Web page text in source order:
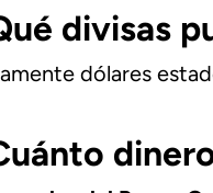
divisas
dólares